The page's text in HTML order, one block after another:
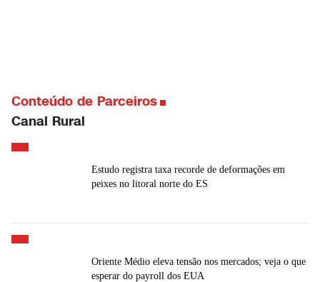
Conteúdo de Parceiros
Canal Rural
Estudo registra taxa recorde de deformações em
peixes no litoral norte do ES
Oriente Médio eleva tensão nos mercados; veja o que
esperar do payroll dos EUA